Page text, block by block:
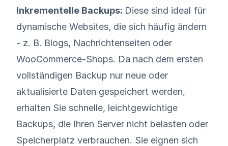
Inkrementelle Backups: Diese sind ideal für
dynamische Websites, die sich häufig ändern
- z. B. Blogs, Nachrichtenseiten oder
WooCommerce-Shops. Da nach dem ersten
vollständigen Backup nur neue oder
aktualisierte Daten gespeichert werden,
erhalten Sie schnelle, leichtgewichtige
Backups, die Ihren Server nicht belasten oder
Speicherplatz verbrauchen. Sie eignen sich